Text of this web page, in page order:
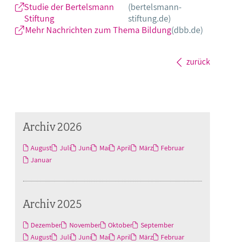
Studie der Bertelsmann
Stiftung
(bertelsmann-
stiftung.de)
Mehr Nachrichten zum Thema Bildung(dbb.de)
zurück
Archiv 2026
August Juli Juni Mai April März
Februar
Januar
Archiv 2025
Dezember November Oktober
September
August
Juli Juni Mai April März
Februar